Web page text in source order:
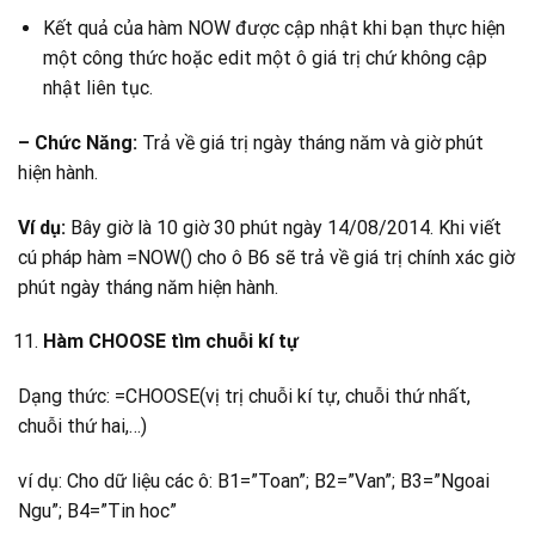
Kết quả của hàm NOW được cập nhật khi bạn thực hiện
một công thức hoặc edit một ô giá trị chứ không cập
nhật liên tục.
– Chức Năng: Trả về giá trị ngày tháng năm và giờ phút
hiện hành.
Ví dụ: Bây giờ là 10 giờ 30 phút ngày 14/08/2014. Khi viết
cú pháp hàm =NOW() cho ô B6 sẽ trả về giá trị chính xác giờ
phút ngày tháng năm hiện hành.
Hàm CHOOSE tìm chuỗi kí tự
Dạng thức: =CHOOSE(vị trị chuỗi kí tự, chuỗi thứ nhất,
chuỗi thứ hai,…)
ví dụ: Cho dữ liệu các ô: B1=”Toan”; B2=”Van”; B3=”Ngoai
Ngu”; B4=”Tin hoc”